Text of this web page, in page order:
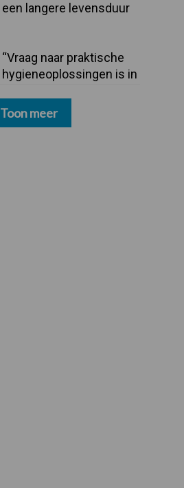
een langere levensduur
“Vraag naar praktische
hygieneoplossingen is in
Toon meer